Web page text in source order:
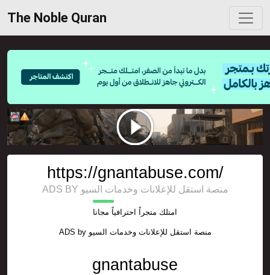
The Noble Quran
https://gnantabuse.com/
ADS BY منصة استقل للإعلانات وخدمات السيو
امتلك متجراً احترافياً مجانا
ADS by منصة استقل للإعلانات وخدمات السيو
gnantabuse